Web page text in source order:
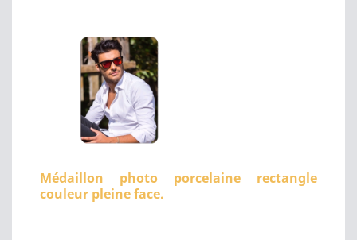
Médaillon photo porcelaine rectangle
couleur pleine face.